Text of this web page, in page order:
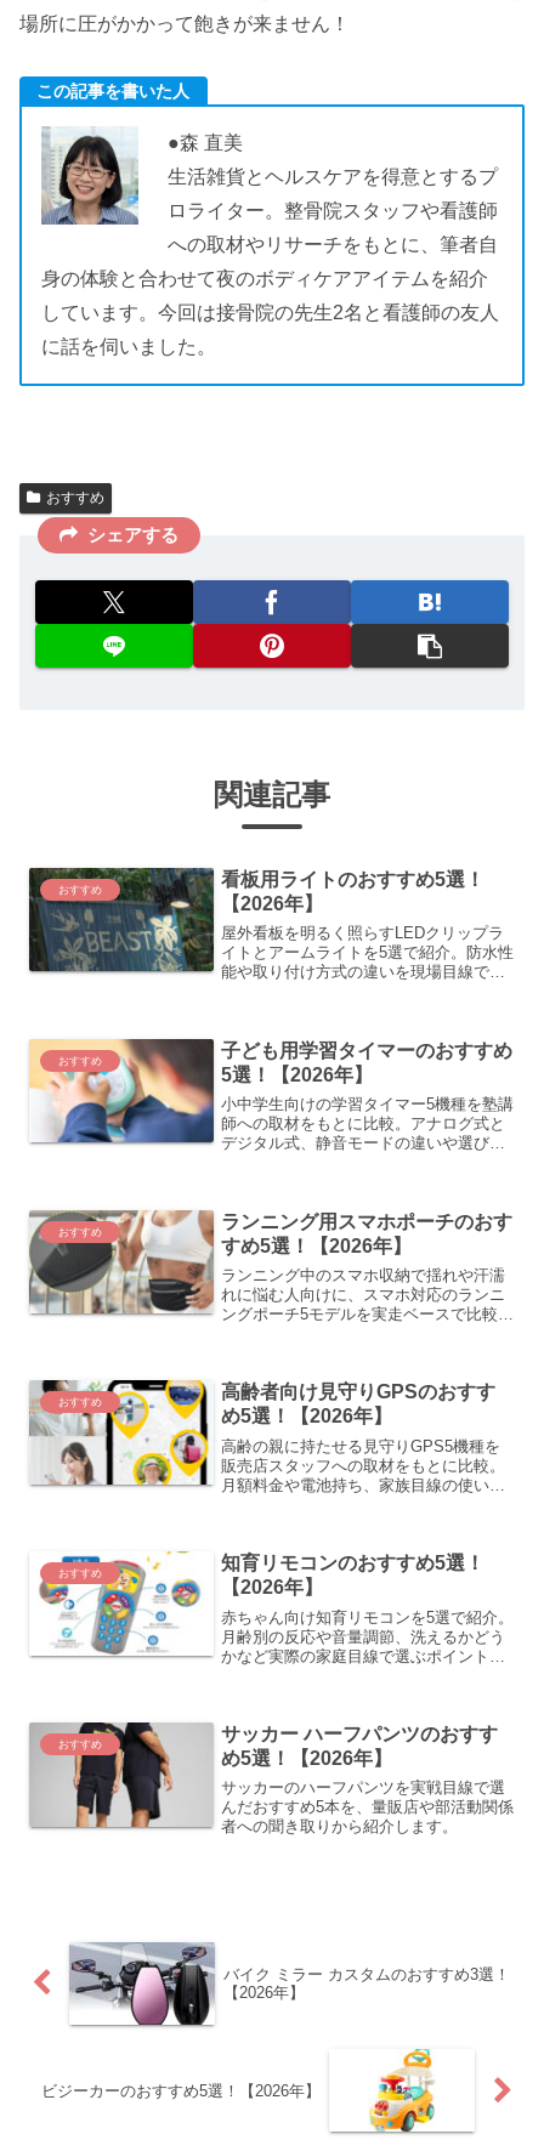
場所に圧がかかって飽きが来ません！
この記事を書いた人
●森 直美
生活雑貨とヘルスケアを得意とするプ
ロライター。整骨院スタッフや看護師
への取材やリサーチをもとに、筆者自
身の体験と合わせて夜のボディケアアイテムを紹介
しています。今回は接骨院の先生2名と看護師の友人
に話を伺いました。
おすすめ
シェアする
関連記事
おすすめ
看板用ライトのおすすめ5選！
【2026年】
屋外看板を明るく照らすLEDクリップラ
イトとアームライトを5選で紹介。防水性
能や取り付け方式の違いを現場目線で比
おすすめ
子ども用学習タイマーのおすすめ
5選！【2026年】
小中学生向けの学習タイマー5機種を塾講
師への取材をもとに比較。アナログ式と
デジタル式、静音モードの違いや選び方
おすすめ
ランニング用スマホポーチのおす
すめ5選！【2026年】
ランニング中のスマホ収納で揺れや汗濡
れに悩む人向けに、スマホ対応のランニ
ングポーチ5モデルを実走ベースで比較。
おすすめ
高齢者向け見守りGPSのおすす
め5選！【2026年】
高齢の親に持たせる見守りGPS5機種を
販売店スタッフへの取材をもとに比較。
月額料金や電池持ち、家族目線の使いや
おすすめ
知育リモコンのおすすめ5選！
【2026年】
赤ちゃん向け知育リモコンを5選で紹介。
月齢別の反応や音量調節、洗えるかどう
かなど実際の家庭目線で選ぶポイントを
おすすめ
サッカー ハーフパンツのおすす
め5選！【2026年】
サッカーのハーフパンツを実戦目線で選
んだおすすめ5本を、量販店や部活動関係
者への聞き取りから紹介します。
バイク ミラー カスタムのおすすめ3選！
【2026年】
ビジーカーのおすすめ5選！【2026年】